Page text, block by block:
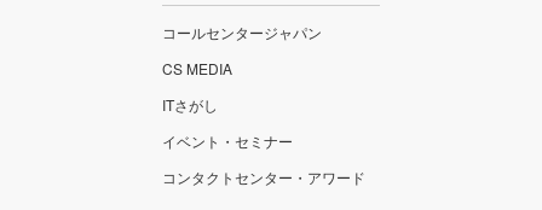
コールセンタージャパン
CS MEDIA
ITさがし
イベント・セミナー
コンタクトセンター・アワード